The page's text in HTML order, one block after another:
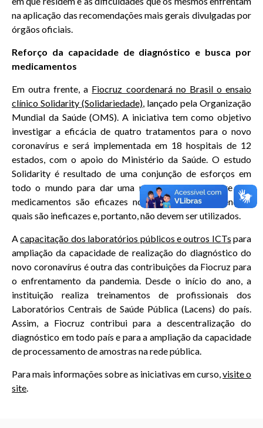
na aplicação das recomendações mais gerais divulgadas por
órgãos oficiais.
Reforço da capacidade de diagnóstico e busca por
medicamentos
Em outra frente, a Fiocruz coordenará no Brasil o ensaio
clínico Solidarity (Solidariedade) , lançado pela Organização
Mundial da Saúde (OMS). A iniciativa tem como objetivo
investigar a eficácia de quatro tratamentos para o novo
coronavírus e será implementada em 18 hospitais de 12
estados, com o apoio do Ministério da Saúde. O estudo
Solidarity é resultado de uma conjunção de esforços em
todo o mundo para dar uma resposta rápida sobre que
medicamentos são eficazes no tratamento da doença e
quais são ineficazes e, portanto, não devem ser utilizados.
Acapacitação dos laboratórios públicos e outros ICTs para
ampliação da capacidade de realização do diagnóstico do
novo coronavírus é outra das contribuições da Fiocruz para
o enfrentamento da pandemia. Desde o início do ano, a
instituição realiza treinamentos de profissionais dos
Laboratórios Centrais de Saúde Pública (Lacens) do país.
Assim, a Fiocruz contribui para a descentralização do
diagnóstico em todo país e para a ampliação da capacidade
de processamento de amostras na rede pública.
Para mais informações sobre as iniciativas em curso, visite o
site